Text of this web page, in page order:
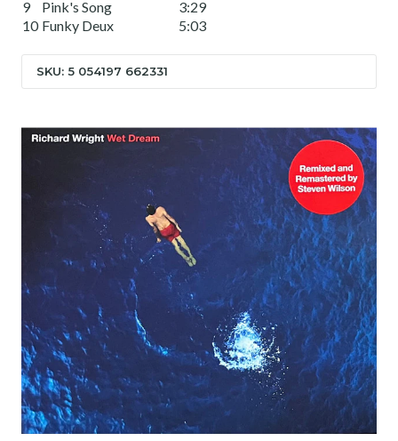
9
Pink's Song
3:29
10 Funky Deux 5:03
SKU: 5 054197 662331